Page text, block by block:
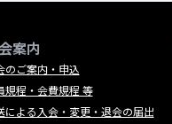
案内
のご案内・申込
規程・会費規程 等
による入会・変更・退会の届出